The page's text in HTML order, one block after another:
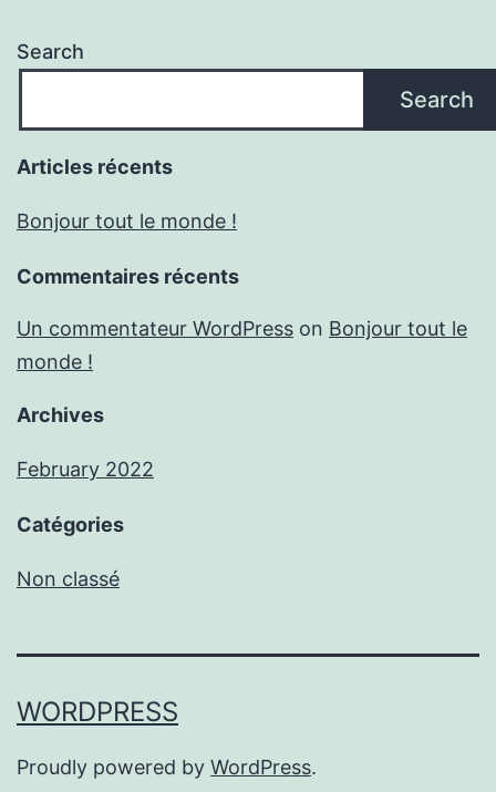
Search
Search
Articles récents
Bonjour tout le monde !
Commentaires récents
Un commentateur WordPress on Bonjour tout le
monde !
Archives
February 2022
Catégories
Non classé
WORDPRESS
Proudly powered by WordPress.